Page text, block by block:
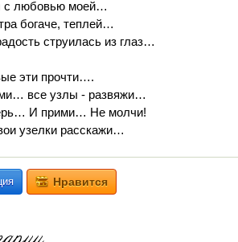
с любовью моей…
богаче, теплей…
струилась из глаз…
эти прочти….
все узлы - развяжи…
И прими… Не молчи!
узелки расскажи…
Нравится